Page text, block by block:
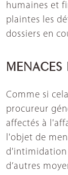
humaines et
plaintes les
dossiers en
MENACES
Comme si
procureur
affectés à
l'objet de
d'intimidation
d’autres